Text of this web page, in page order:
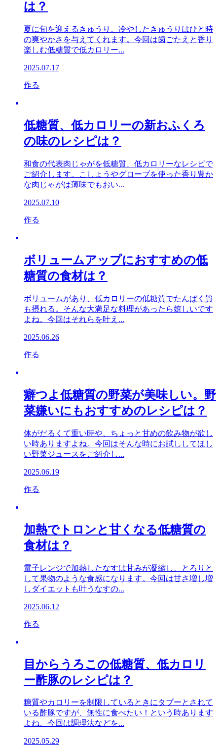
は？
夏に旬を迎えるきゅうり。冷やしたきゅうりはひと時
の爽やかさを与えてくれます。今回は歯ごたえと香り
楽しむ低糖質で低カロリー...
2025.07.17
作る
低糖質、低カロリーの新おふくろ
の味のレシピは？
和食の代表肉じゃがを低糖質、低カロリーなレシピで
ご紹介します。こしょうやグローブを使った香り豊か
な肉じゃがは薄味でもおい...
2025.07.10
作る
ボリュームアップにおすすめの低
糖質の食材は？
ボリュームがあり、低カロリーの低糖質でたんぱく質
も摂れる。そんな大満足な料理があったら嬉しいです
よね。今回はそれらを叶え...
2025.06.26
作る
癖つよ低糖質の野菜が美味しい。野
菜嫌いにもおすすめのレシピは？
体がだるくて重い時や、ちょっと甘めの飲み物が欲し
い時ありますよね。今回はそんな時にお試ししてほし
い野菜ジュースをご紹介し...
2025.06.19
作る
加熱でトロンと甘くなる低糖質の
食材は？
電子レンジで加熱したなすは甘みが凝縮し、とろりと
して果物のような食感になります。今回は甘さ増し増
しダイエットも叶うなすの...
2025.06.12
作る
目からうろこの低糖質、低カロリ
ー酢豚のレシピは？
糖質やカロリーを制限しているときにタブーとされて
いる酢豚ですが、無性に食べたい！という時あります
よね。今回は調理法などを...
2025.05.29